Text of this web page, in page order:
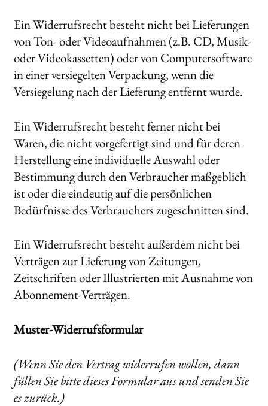
Ein Widerrufsrecht besteht nicht bei Lieferungen
von Ton- oder Videoaufnahmen (z.B. CD, Musik-
oder Videokassetten) oder von Computersoftware
in einer versiegelten Verpackung, wenn die
Versiegelung nach der Lieferung entfernt wurde.
Ein Widerrufsrecht besteht ferner nicht bei
Waren, die nicht vorgefertigt sind und für deren
Herstellung eine individuelle Auswahl oder
Bestimmung durch den Verbraucher maßgeblich
ist oder die eindeutig auf die persönlichen
Bedürfnisse des Verbrauchers zugeschnitten sind.
Ein Widerrufsrecht besteht außerdem nicht bei
Verträgen zur Lieferung von Zeitungen,
Zeitschriften oder Illustrierten mit Ausnahme von
Abonnement-Verträgen.
Muster-Widerrufsformular
(Wenn Sie den Vertrag widerrufen wollen, dann
füllen Sie bitte dieses Formular aus und senden Sie
es zurück.)